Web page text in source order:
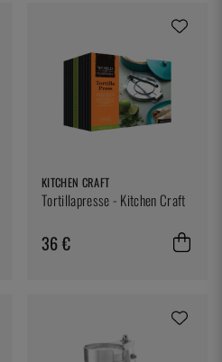
KITCHEN CRAFT
Tortillapresse - Kitchen Craft
36 €